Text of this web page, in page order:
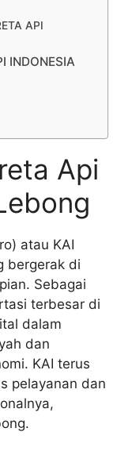
API
INDONESIA
Api
atau KAI
bergerak di
Sebagai
terbesar di
dalam
dan
KAI terus
pelayanan dan